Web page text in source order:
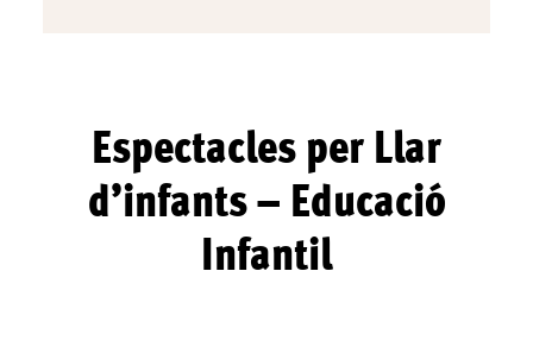
Espectacles per Llar
d’infants – Educació
Infantil